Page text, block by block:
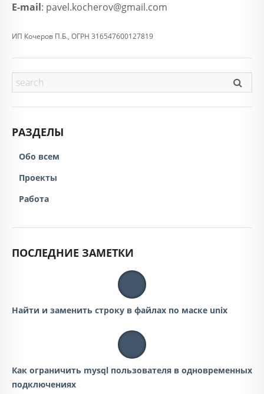
E-mail: pavel.kocherov@gmail.com
ИП Кочеров П.Б., ОГРН 316547600127819
РАЗДЕЛЫ
Обо всем
Проекты
Работа
ПОСЛЕДНИЕ ЗАМЕТКИ
Найти и заменить строку в файлах по маске unix
Как ограничить mysql пользователя в одновременных
подключениях